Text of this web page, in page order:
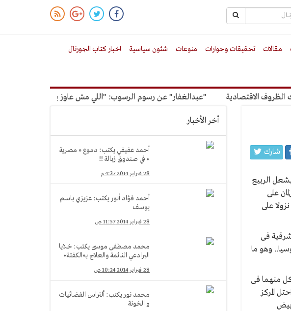
مقالات تحقيقات وحوارات منوعات شئون سياسية اخبار كتاب الجورنال
الاقتصادية "عبدالغفار" عن رسوم الرسوب: "اللي مش عاوز يتعلم ملوش مجانية"
شارك
الربيع
على
على
فى
وهو ما
كل منهما فى
المركز
الأبيض
أخر الأخبار
أحمد عفيفي يكتب: دموع « مصرية
» في صندوق زبالة !!
28 فبراير 2014 4:37 م
أحمد فؤاد أنور يكتب: عزيزي باسم
يوسف
28 فبراير 2014 11:57 ص
محمد مصطفى موسى يكتب: خلايا
البرادعي النائمة والعلاج بـ«الكفتة»
28 فبراير 2014 10:24 ص
محمد نور يكتب: ألتراس الفضائيات
و الخونة